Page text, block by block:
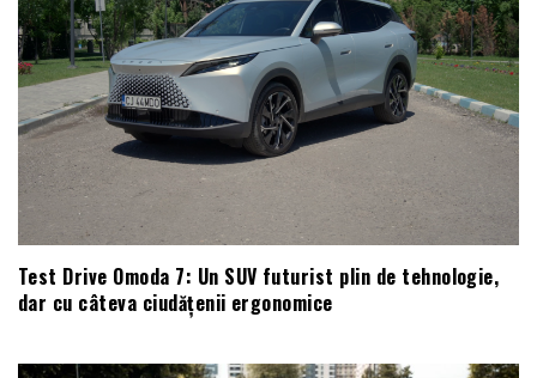
Test Drive Omoda 7: Un SUV futurist plin de tehnologie,
dar cu câteva ciudățenii ergonomice